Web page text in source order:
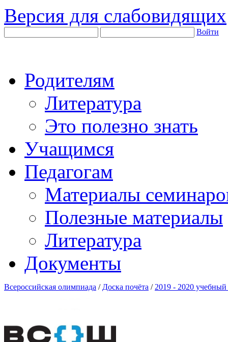
Версия для слабовидящих
Войти
Родителям
Литература
Это полезно знать
Учащимся
Педагогам
Материалы
Полезные материалы
Литература
Документы
Всероссийская олимпиада / Доска почёта / 2019 - 2020 учебный